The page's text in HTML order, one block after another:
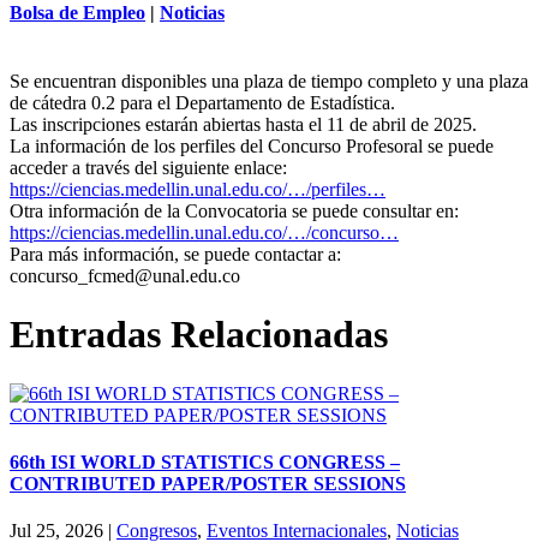
Bolsa de Empleo | Noticias
Se encuentran disponibles una plaza de tiempo completo y una plaza
de cátedra 0.2 para el Departamento de Estadística.
Las inscripciones estarán abiertas hasta el 11 de abril de 2025.
La información de los perfiles del Concurso Profesoral se puede
acceder a través del siguiente enlace:
https://ciencias.medellin.unal.edu.co/…/perfiles…
Otra información de la Convocatoria se puede consultar en:
https://ciencias.medellin.unal.edu.co/…/concurso…
Para más información, se puede contactar a:
concurso_fcmed@unal.edu.co
Entradas Relacionadas
66th ISI WORLD STATISTICS CONGRESS –
CONTRIBUTED PAPER/POSTER SESSIONS
Jul 25, 2026 | Congresos, Eventos Internacionales, Noticias